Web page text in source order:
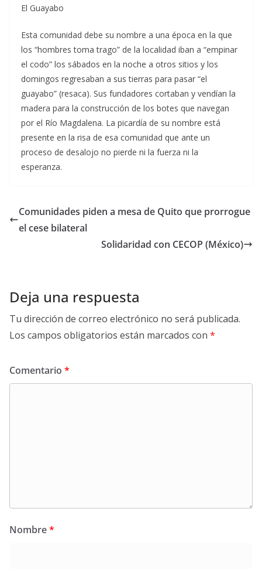
El Guayabo
Esta comunidad debe su nombre a una época en la que
los “hombres toma trago” de la localidad iban a “empinar
el codo” los sábados en la noche a otros sitios y los
domingos regresaban a sus tierras para pasar “el
guayabo” (resaca). Sus fundadores cortaban y vendían la
madera para la construcción de los botes que navegan
por el Río Magdalena. La picardía de su nombre está
presente en la risa de esa comunidad que ante un
proceso de desalojo no pierde ni la fuerza ni la
esperanza.
Comunidades piden a mesa de Quito que prorrogue
el cese bilateral
Solidaridad con CECOP (México)
Deja una respuesta
Tu dirección de correo electrónico no será publicada.
Los campos obligatorios están marcados con *
Comentario *
Nombre*